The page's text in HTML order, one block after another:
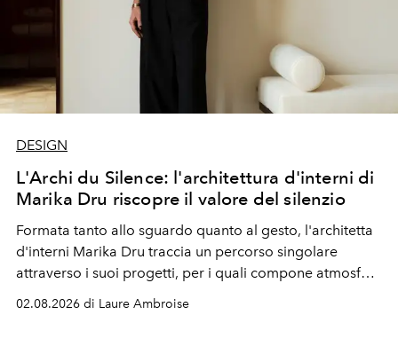
DESIGN
L'Archi du Silence: l'architettura d'interni di
Marika Dru riscopre il valore del silenzio
Formata tanto allo sguardo quanto al gesto, l'architetta
d'interni Marika Dru traccia un percorso singolare
attraverso i suoi progetti, per i quali compone atmosfere
silenziose, quasi sospese, dove l'emozione nasce meno
02.08.2026 di Laure Ambroise